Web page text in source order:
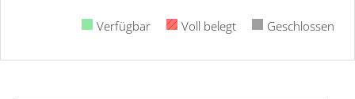
Verfügbar Voll belegt Geschlossen